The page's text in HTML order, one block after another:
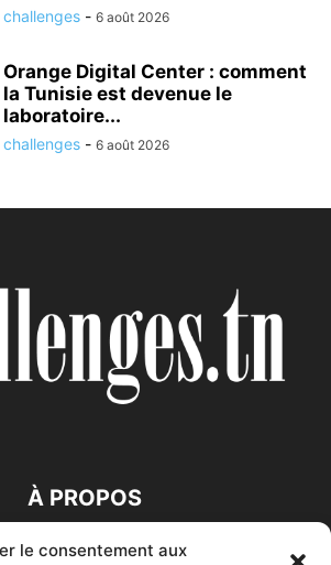
le consentement aux
challenges - 6 août 2026
Orange Digital Center : comment
la Tunisie est devenue le
laboratoire...
challenges - 6 août 2026
À PROPOS